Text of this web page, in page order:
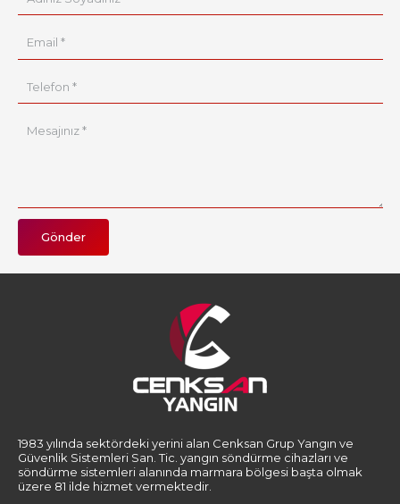
Gönder
1983 yılında sektördeki yerini alan Cenksan Grup Yangın ve
Güvenlik Sistemleri San. Tic. yangın söndürme cihazları ve
söndürme sistemleri alanında marmara bölgesi başta olmak
üzere 81 ilde hizmet vermektedir.